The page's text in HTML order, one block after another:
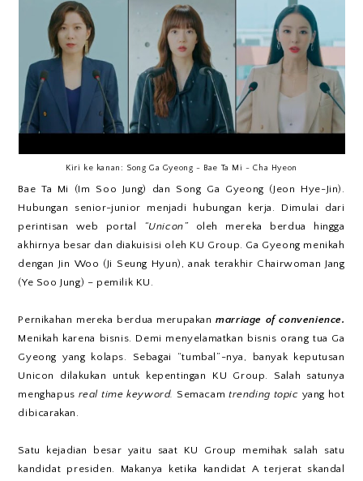
Kiri ke kanan: Song Ga Gyeong - Bae Ta Mi - Cha Hyeon
Bae Ta Mi (Im Soo Jung) dan Song Ga Gyeong (Jeon Hye-Jin).
Hubungan senior-junior menjadi hubungan kerja. Dimulai dari
perintisan web portal
“Unicon” oleh mereka berdua hingga
akhirnya besar dan diakuisisi oleh KU Group. Ga Gyeong menikah
dengan Jin Woo (Ji Seung Hyun), anak terakhir Chairwoman Jang
(Ye Soo Jung) – pemilik KU.
Pernikahan mereka berdua merupakanmarriage of convenience.
Menikah karena bisnis. Demi menyelamatkan bisnis orang tua Ga
Gyeong yang kolaps. Sebagai “tumbal”-nya, banyak keputusan
Unicon dilakukan untuk kepentingan KU Group. Salah satunya
menghapus real time keyword. Semacam trending topic yang hot
dibicarakan.
Satu kejadian besar yaitu saat KU Group memihak salah satu
kandidat presiden. Makanya ketika kandidat A terjerat skandal